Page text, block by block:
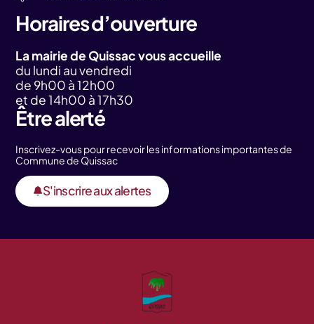
Horaires d’ouverture
La mairie de Quissac vous accueille
du lundi au vendredi
de 9h00 à 12h00
et de 14h00 à 17h30
Être alerté
Inscrivez-vous pour recevoir les informations importantes de
Commune de Quissac
S'inscrire aux alertes